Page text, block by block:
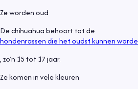
Ze worden oud
De chihuahua behoort tot de
hondenrassen die het oudst kunnen
, zo’n 15 tot 17 jaar.
Ze komen in vele kleuren